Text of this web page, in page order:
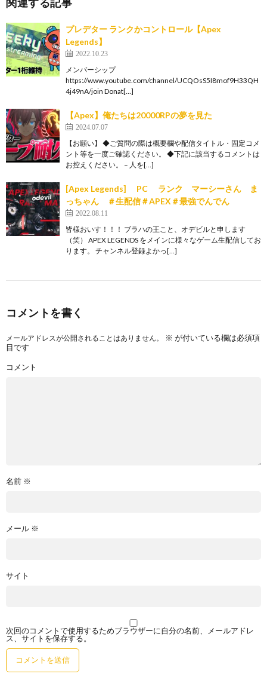
プレデター ランクかコントロール【Apex
Legends】
2022.10.23
メンバーシップ
https://www.youtube.com/channel/UCQOsS5I8mof9H33QH
4j49nA/join Donat[…]
【Apex】俺たちは20000RPの夢を見た
2024.07.07
【お願い】 ◆ご質問の際は概要欄や配信タイトル・固定コメ
ント等を一度ご確認ください。 ◆下記に該当するコメントは
お控えください。 – 人を[…]
[Apex Legends] PC ランク マーシーさん ま
っちゃん ＃生配信＃APEX＃最強でんでん
2022.08.11
皆様おいす！！！ ブラハの王こと、オデビルと申します
（笑） APEX LEGENDS をメインに様々なゲーム生配信してお
ります。 チャンネル登録よかっ[…]
コメントを書く
メールアドレスが公開されることはありません。 ※ が付いている欄は必須項
目です
コメント
名前 ※
メール ※
サイト
次回のコメントで使用するためブラウザーに自分の名前、メールアドレ
ス、サイトを保存する。